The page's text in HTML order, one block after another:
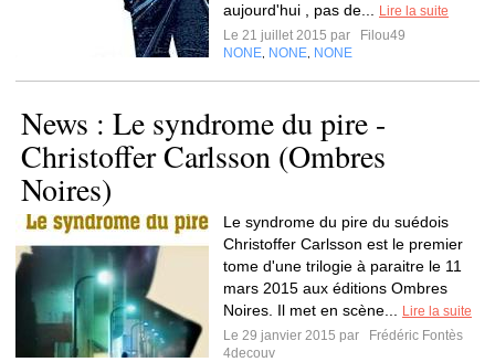
aujourd'hui , pas de...
Lire la suite
Le 21 juillet 2015 par
Filou49
NONE NONE NONE
News : Le syndrome du pire -
Christoffer Carlsson (Ombres
Noires)
Le syndrome du pire du suédois
Christoffer Carlsson est le premier
tome d'une trilogie à paraitre le 11
mars 2015 aux éditions Ombres
Noires. Il met en scène...
Lire la suite
Le 29 janvier 2015 par
Frédéric Fontès
4decouv